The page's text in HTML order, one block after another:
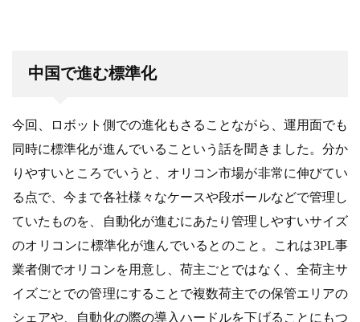
中国で進む標準化
今回、ロボット側での進化もさることながら、運用面でも
同時に標準化が進んでいるこという話を聞きました。分か
りやすいところでいうと、オリコン市場が非常に伸びてい
る点で、今まで各社様々なケースや段ボールなどで管理し
ていたものを、自動化が進むにあたり管理しやすいサイズ
のオリコンに標準化が進んでいるとのこと。これは3PL事
業者側でオリコンを用意し、荷主ごとではなく、全荷主サ
イズごとでの管理にすることで複数荷主での保管エリアの
シェアや、自動化の際の導入ハードルを下げることにもつ